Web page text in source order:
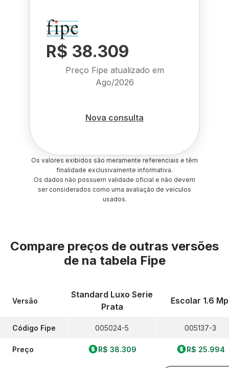
R$ 38.309
Preço Fipe atualizado em
Ago/2026
Nova consulta
Os valores exibidos são meramente referenciais e têm
finalidade exclusivamente informativa.
Os dados não possuem validade oficial e não devem
ser considerados como uma avaliação de veículos
usados.
Compare preços de outras versões
de na tabela Fipe
Versão
Código Fipe
Preço
Standard Luxo Serie
Prata
005024-5
R$ 38.309
Escolar 1.6
005137-3
R$ 25.994